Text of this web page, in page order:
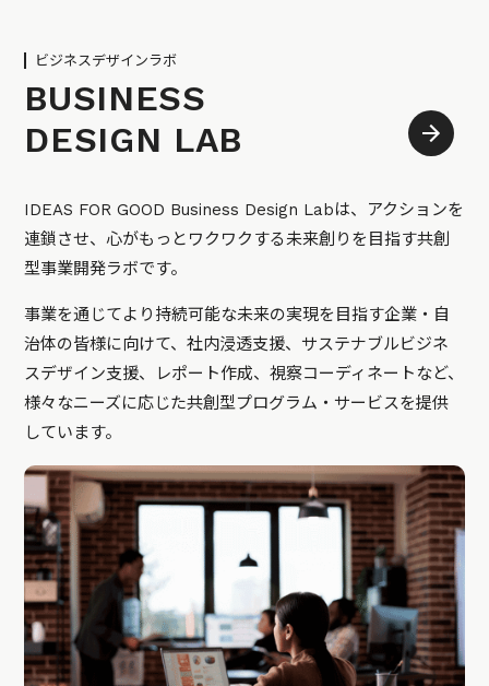
ビジネスデザインラボ
BUSINESS
DESIGN LAB
IDEAS FOR GOOD Business Design Labは、アクションを
連鎖させ、心がもっとワクワクする未来創りを目指す共創
型事業開発ラボです。
事業を通じてより持続可能な未来の実現を目指す企業・自
治体の皆様に向けて、社内浸透支援、サステナブルビジネ
スデザイン支援、レポート作成、視察コーディネートなど、
様々なニーズに応じた共創型プログラム・サービスを提供
しています。